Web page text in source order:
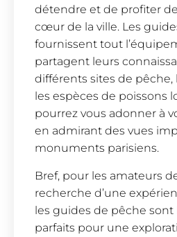
détendre et de profiter
cœur de la ville. Les
fournissent tout
partagent leurs
différents sites de
les espèces de poissons
pourrez vous adonner à
en admirant des vues
monuments parisiens.
Bref, pour les amateurs
recherche d’une
les guides de pêche
parfaits pour une